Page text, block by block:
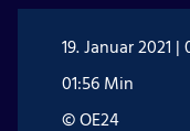
19. Januar 2021 |
01:56 Min
© OE24